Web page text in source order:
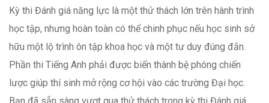
Kỳ thi Đánh giá năng lực là một thử thách lớn trên hành trình
học tập, nhưng hoàn toàn có thể chinh phục nếu học sinh sở
hữu một lộ trình ôn tập khoa học và một tư duy đúng đắn.
Phần thi Tiếng Anh phải được biến thành bệ phóng chiến
lược giúp thí sinh mở rộng cơ hội vào các trường Đại học.